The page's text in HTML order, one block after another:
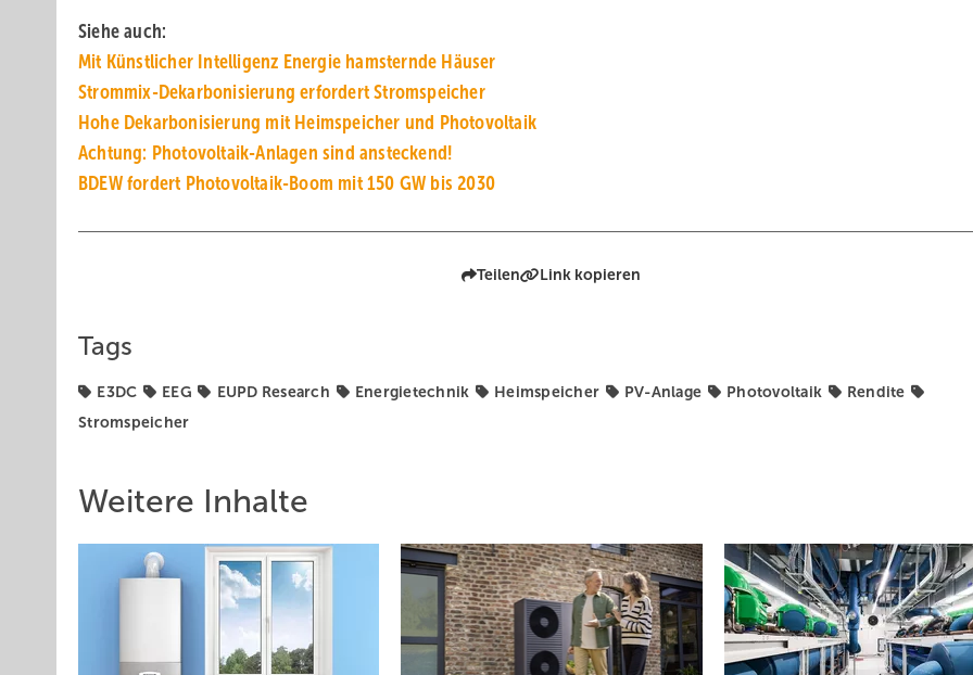
Siehe auch:
Mit Künstlicher Intelligenz Energie hamsternde Häuser
Strommix-Dekarbonisierung erfordert Stromspeicher
Hohe Dekarbonisierung mit Heimspeicher und Photovoltaik
Achtung: Photovoltaik-Anlagen sind ansteckend!
BDEW fordert Photovoltaik-Boom mit 150 GW bis 2030
Teilen Link kopieren
Tags
E3DC EEG EUPD Research Energietechnik Heimspeicher PV-Anlage Photovoltaik
Rendite
Stromspeicher
Weitere Inhalte